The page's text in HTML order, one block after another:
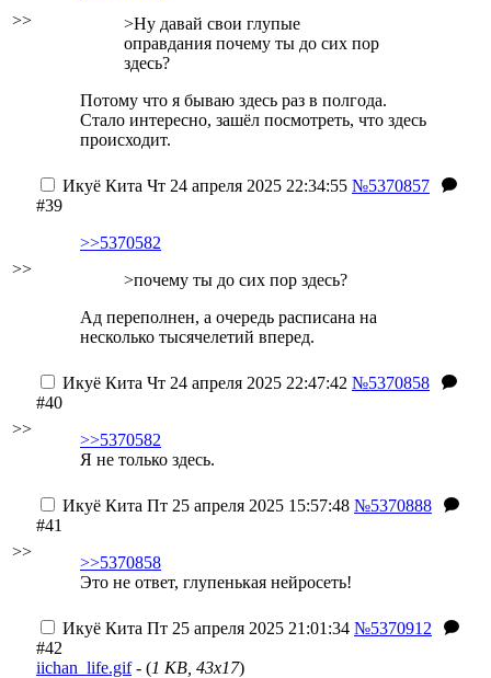
>>
>Ну давай свои глупые
оправдания почему ты до сих пор
здесь?
Потому что я бываю здесь раз в полгода.
Стало интересно, зашёл посмотреть, что здесь
происходит.
>>
Икуё Кита Чт 24 апреля 2025 22:34:55 №5370857
#39
>>5370582
>почему ты до сих пор здесь?
Ад переполнен, а очередь расписана на
несколько тысячелетий вперед.
>>
Икуё Кита Чт 24 апреля 2025 22:47:42 №5370858
#40
>>5370582
Я не только здесь.
>>
Икуё Кита Пт 25 апреля 2025 15:57:48 №5370888
#41
>>5370858
Это не ответ, глупенькая нейросеть!
Икуё Кита Пт 25 апреля 2025 21:01:34 №5370912
#42
iichan_life.gif- (1 KB, 43x17)